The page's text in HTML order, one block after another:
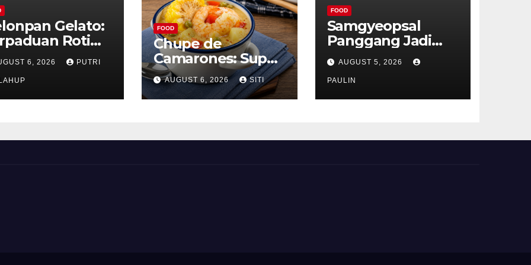
Gelato:
Roti
dan Es
Lembut yang
6, 2026 PUTRI
FOOD
Chupe de
Camarones: Sup
Udang Khas Peru
yang Gurih Lezat
AUGUST 6, 2026 SITI
FOOD
Samgyeopsal
Panggang Jadi
Favorit Pecinta
Kuliner Korea
AUGUST 5, 2026
PAULIN